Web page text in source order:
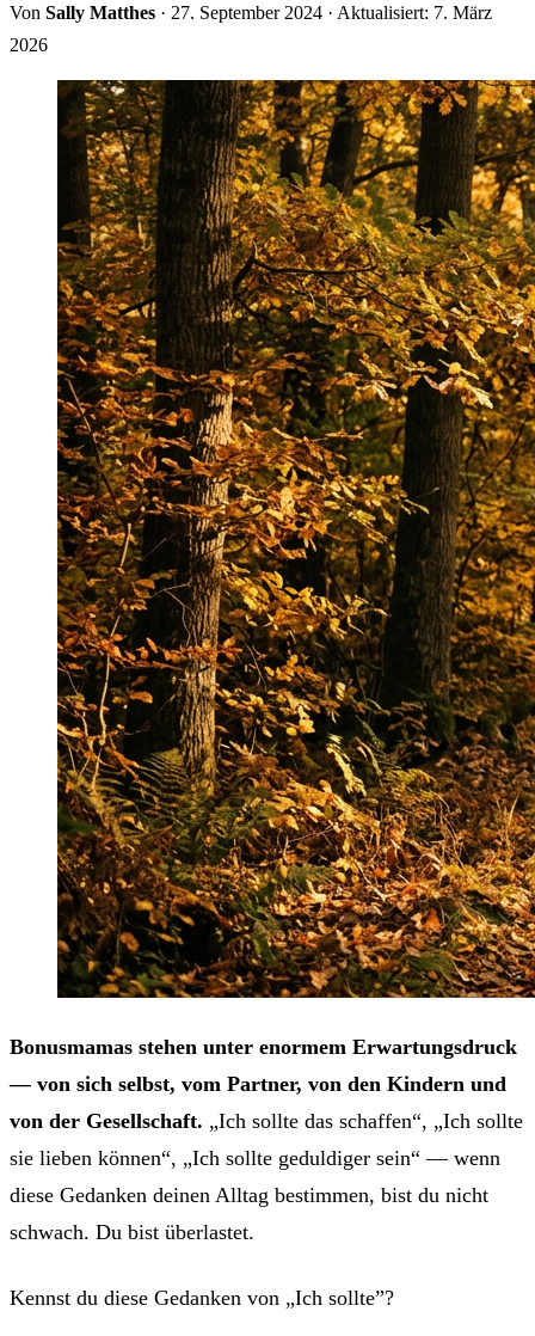
Von Sally Matthes · 27. September 2024 · Aktualisiert: 7. März
2026
Bonusmamas stehen unter enormem Erwartungsdruck
— von sich selbst, vom Partner, von den Kindern und
von der Gesellschaft. „Ich sollte das schaffen“, „Ich sollte
sie lieben können“, „Ich sollte geduldiger sein“ — wenn
diese Gedanken deinen Alltag bestimmen, bist du nicht
schwach. Du bist überlastet.
Kennst du diese Gedanken von „Ich sollte”?